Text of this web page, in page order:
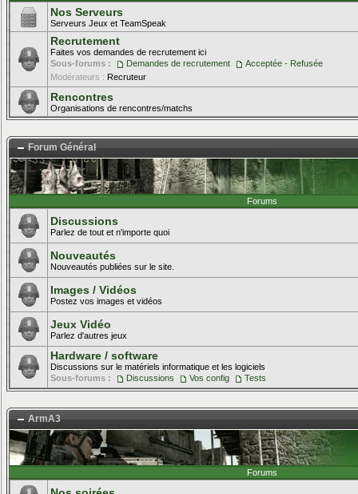
Nos Serveurs
Serveurs Jeux et TeamSpeak
Recrutement
Faites vos demandes de recrutement ici
Sous-forums :
Demandes de recrutement
Acceptée - Refusée
Modérateurs : Recruteur
Rencontres
Organisations de rencontres/matchs
Forum Général
Forums
Discussions
Parlez de tout et n'importe quoi
Nouveautés
Nouveautés publiées sur le site.
Images / Vidéos
Postez vos images et vidéos
Jeux Vidéo
Parlez d'autres jeux
Hardware / software
Discussions sur le matériels informatique et les logiciels
Sous-forums :
Discussions Vos config Tests
ArmA3
Forums